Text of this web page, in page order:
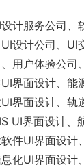
计服务公司
UI设计公司 UI
用户体验公司
UI界面设计 能
UI界面设计
轨
UI界面设计
件UI界面设计
化UI界面设计、